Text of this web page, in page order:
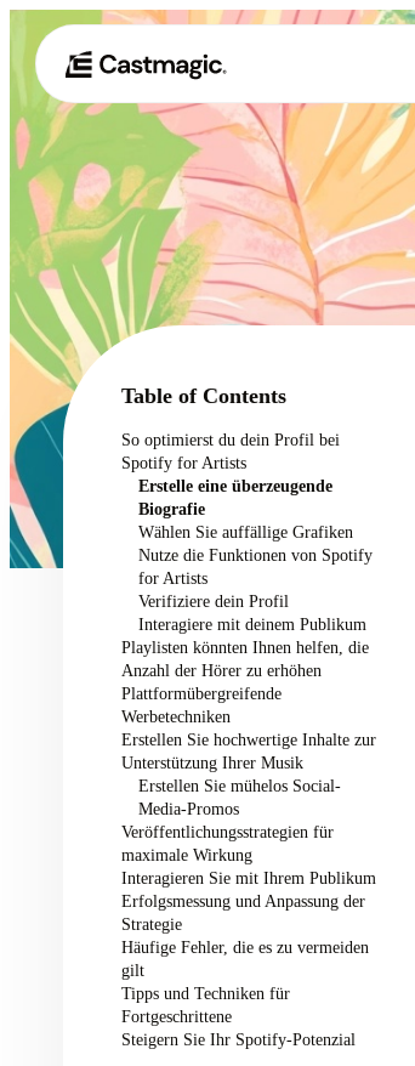
Table of Contents
So optimierst du dein Profil bei
Spotify for Artists
Erstelle eine überzeugende
Biografie
Wählen Sie auffällige Grafiken
Nutze die Funktionen von Spotify
for Artists
Verifiziere dein Profil
Interagiere mit deinem Publikum
Playlisten könnten Ihnen helfen, die
Anzahl der Hörer zu erhöhen
Plattformübergreifende
Werbetechniken
Erstellen Sie hochwertige Inhalte zur
Unterstützung Ihrer Musik
Erstellen Sie mühelos Social-
Media-Promos
Veröffentlichungsstrategien für
maximale Wirkung
Interagieren Sie mit Ihrem Publikum
Erfolgsmessung und Anpassung der
Strategie
Häufige Fehler, die es zu vermeiden
gilt
Tipps und Techniken für
Fortgeschrittene
Steigern Sie Ihr Spotify-Potenzial